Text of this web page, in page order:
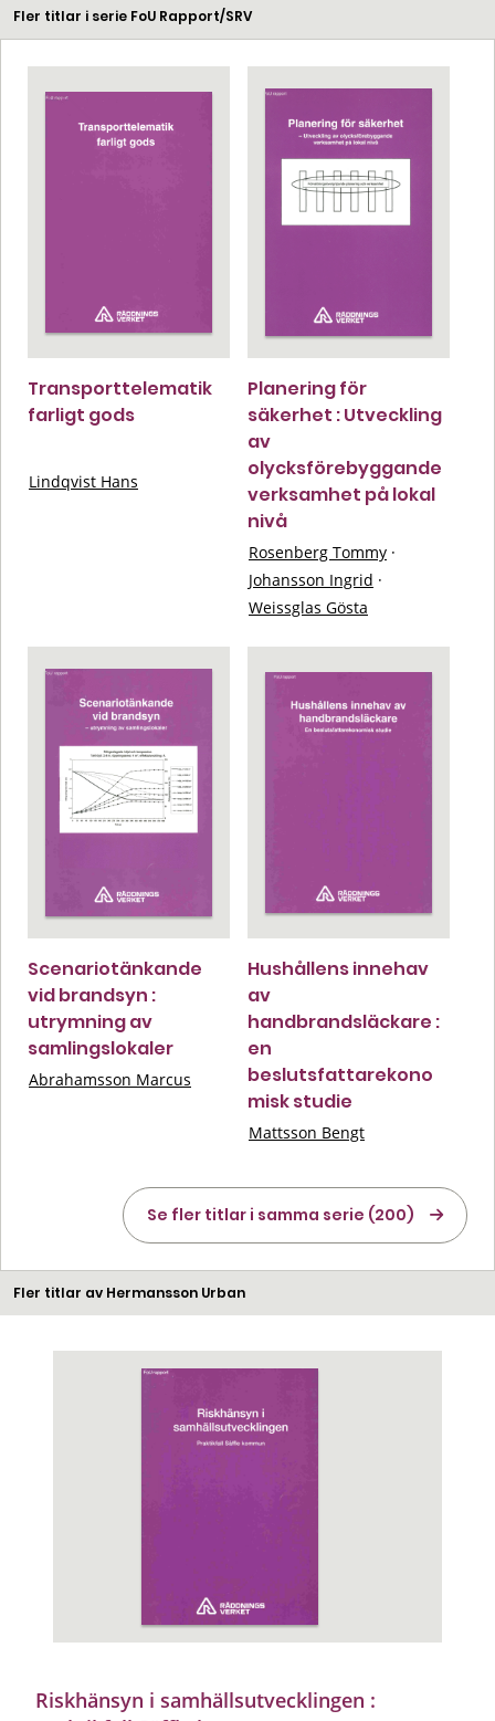
Fler titlar i serie FoU Rapport/SRV
Transporttelematik
farligt gods
Lindqvist Hans
Planering för
säkerhet : Utveckling
av
olycksförebyggande
verksamhet på lokal
nivå
Rosenberg Tommy ·
Johansson Ingrid ·
Weissglas Gösta
Scenariotänkande
vid brandsyn :
utrymning av
samlingslokaler
Abrahamsson Marcus
Hushållens innehav
av
handbrandsläckare :
en
beslutsfattarekono
misk studie
Mattsson Bengt
Se fler titlar i samma serie (200)
Fler titlar av Hermansson Urban
Riskhänsyn i samhällsutvecklingen :